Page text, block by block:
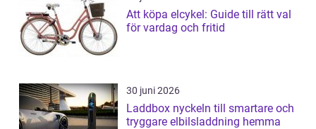
Att köpa elcykel: Guide till rätt val
för vardag och fritid
30 juni 2026
Laddbox nyckeln till smartare och
tryggare elbilsladdning hemma